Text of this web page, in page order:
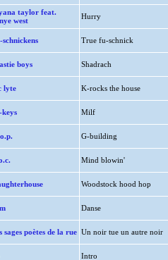
taylor feat.
west
Hurry
schnickens True fu-schnick
boys Shadrach
lyte K-rocks the house
keys Milf
G-building
Mind blowin'
Woodstock hood hop
Danse
sages poètes de la rue Un noir tue un autre noir
Intro